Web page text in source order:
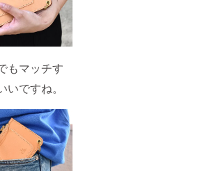
もマッチす
ですね。